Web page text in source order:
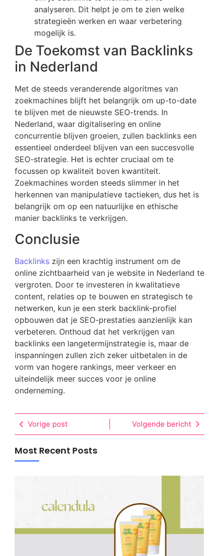
analyseren. Dit helpt je om te zien welke
strategieën werken en waar verbetering
mogelijk is.
De Toekomst van Backlinks
in Nederland
Met de steeds veranderende algoritmes van
zoekmachines blijft het belangrijk om up-to-date
te blijven met de nieuwste SEO-trends. In
Nederland, waar digitalisering en online
concurrentie blijven groeien, zullen backlinks een
essentieel onderdeel blijven van een succesvolle
SEO-strategie. Het is echter cruciaal om te
focussen op kwaliteit boven kwantiteit.
Zoekmachines worden steeds slimmer in het
herkennen van manipulatieve tactieken, dus het is
belangrijk om op een natuurlijke en ethische
manier backlinks te verkrijgen.
Conclusie
Backlinks zijn een krachtig instrument om de
online zichtbaarheid van je website in Nederland te
vergroten. Door te investeren in kwalitatieve
content, relaties op te bouwen en strategisch te
netwerken, kun je een sterk backlink-profiel
opbouwen dat je SEO-prestaties aanzienlijk kan
verbeteren. Onthoud dat het verkrijgen van
backlinks een langetermijnstrategie is, maar de
inspanningen zullen zich zeker uitbetalen in de
vorm van hogere rankings, meer verkeer en
uiteindelijk meer succes voor je online
onderneming.
Vorige post Volgende bericht
Most Recent Posts